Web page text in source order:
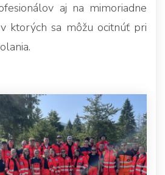
aj na mimoriadne
ktorých sa môžu ocitnúť pri